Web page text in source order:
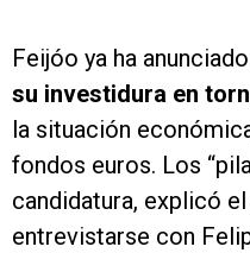
Feijóo ya ha
su investidura en
la situación
fondos euros. Los
candidatura, explicó
entrevistarse con